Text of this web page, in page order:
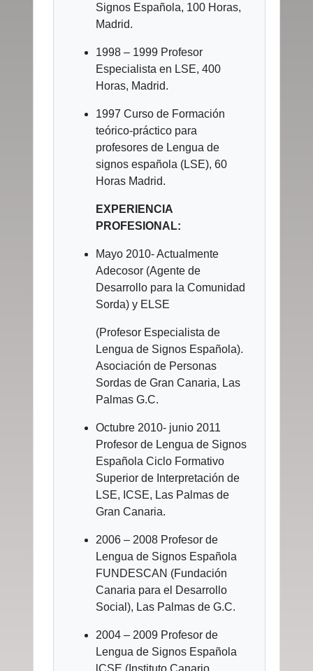
Signos Española, 100 Horas,
Madrid.
1998 – 1999 Profesor
Especialista en LSE, 400
Horas, Madrid.
1997 Curso de Formación
teórico-práctico para
profesores de Lengua de
signos española (LSE), 60
Horas Madrid.
EXPERIENCIA
PROFESIONAL:
Mayo 2010- Actualmente
Adecosor (Agente de
Desarrollo para la Comunidad
Sorda) y ELSE
(Profesor Especialista de
Lengua de Signos Española).
Asociación de Personas
Sordas de Gran Canaria, Las
Palmas G.C.
Octubre 2010- junio 2011
Profesor de Lengua de Signos
Española Ciclo Formativo
Superior de Interpretación de
LSE, ICSE, Las Palmas de
Gran Canaria.
2006 – 2008 Profesor de
Lengua de Signos Española
FUNDESCAN (Fundación
Canaria para el Desarrollo
Social), Las Palmas de G.C.
2004 – 2009 Profesor de
Lengua de Signos Española
lCSE (Instituto Canario